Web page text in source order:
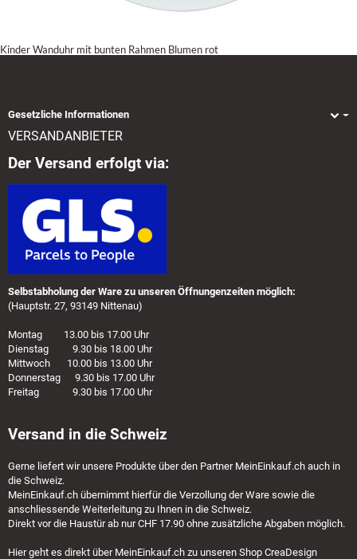
Kinder Wanduhr mit bunten Rahmen Blumen rot
Gesetzliche Informationen
VERSANDANBIETER
Der Versand erfolgt via:
Selbstabholung der Ware zu unseren Öffnungenzeiten möglich:
(Hauptstr. 27, 93149 Nittenau)
Montag 13.00 bis 17.00 Uhr
Dienstag 9.30 bis 18.00 Uhr
Mittwoch 10.00 bis 13.00 Uhr
Donnerstag 9.30 bis 17.00 Uhr
Freitag 9.30 bis 17.00 Uhr
Versand in die Schweiz
Gerne liefert wir unsere Produkte über den Partner MeinEinkauf.ch auch in
die Schweiz.
MeinEinkauf.ch übernimmt hierfür die Verzollung der Ware sowie die
anschliessende Weiterleitung zu Ihnen in die Schweiz.
Direkt vor die Haustür ab nur CHF 17.90 ohne zusätzliche Abgaben möglich.
Hier geht es direkt über MeinEinkauf.ch zu unseren Shop CreaDesign